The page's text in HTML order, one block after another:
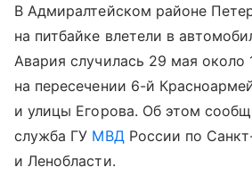
В Адмиралтейском районе
на питбайке влетели в
Авария случилась 29 мая около
на пересечении 6-й
и улицы Егорова. Об этом
служба ГУ МВД России по
и Ленобласти.